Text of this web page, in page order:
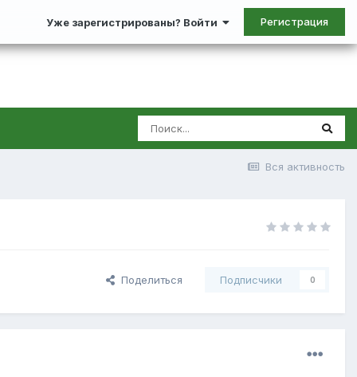
Уже зарегистрированы? Войти Регистрация
Вся активность
Поделиться Подписчики 0